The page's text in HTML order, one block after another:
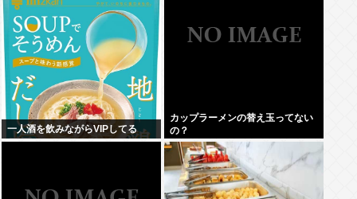
一人酒を飲みながらVIPしてる
カップラーメンの替え玉ってない
の？